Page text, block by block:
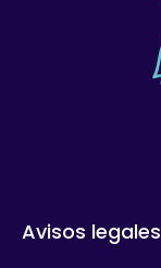
Avisos legales